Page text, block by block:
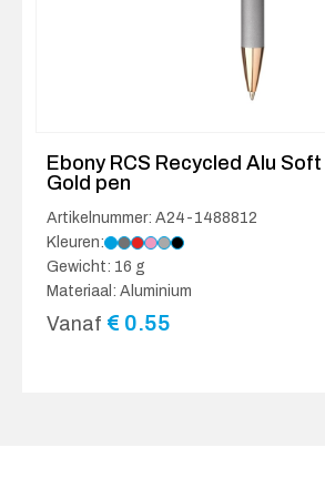
Ebony RCS Recycled Alu
Gold pen
Artikelnummer: A24-1488812
Kleuren:
Gewicht: 16 g
Materiaal: Aluminium
Vanaf € 0.55